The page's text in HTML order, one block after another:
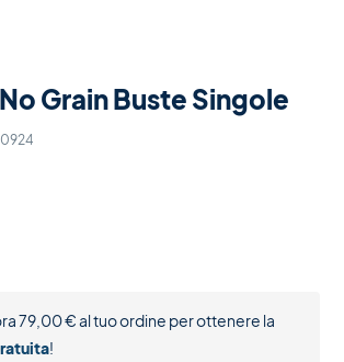
Grain Buste Singole
79,00€al tuo ordine per ottenere la
!